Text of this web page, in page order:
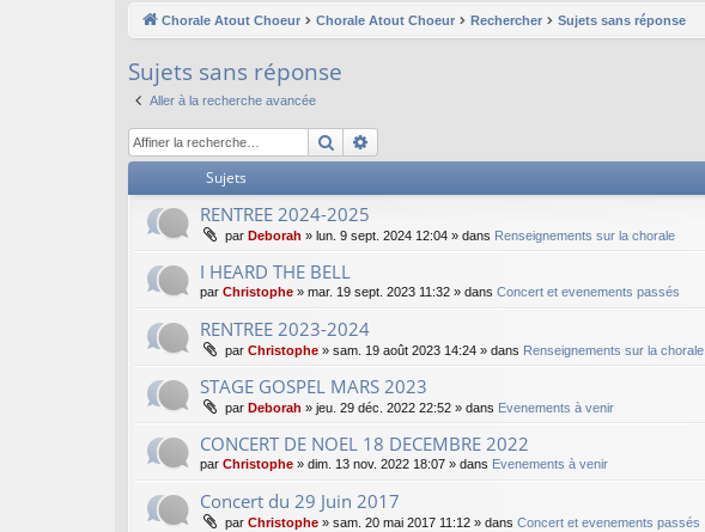
pi
Chorale Atout Choeur Chorale Atout Choeur Rechercher Sujets sans réponse
Sujets sans réponse
Aller à la recherche avancée
Rechercher
Sujets
RENTREE 2024-2025
par Deborah » lun. 9 sept. 2024 12:04 » dans Renseignements sur la chorale
I HEARD THE BELL
par Christophe » mar. 19 sept. 2023 11:32 » dans Concert et evenements passés
RENTREE 2023-2024
par Christophe » sam. 19 août 2023 14:24 » dans Renseignements sur la chorale
STAGE GOSPEL MARS 2023
par Deborah » jeu. 29 déc. 2022 22:52 » dans Evenements à venir
CONCERT DE NOEL 18 DECEMBRE 2022
par Christophe » dim. 13 nov. 2022 18:07 » dans Evenements à venir
Concert du 29 Juin 2017
par Christophe » sam. 20 mai 2017 11:12 » dans Concert et evenements passés